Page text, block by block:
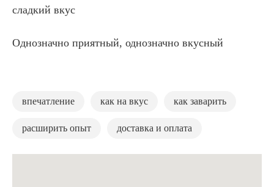
сладкий вкус
Однозначно приятный, однозначно вкусный
впечатление как на вкус как заварить
расширить опыт доставка и оплата